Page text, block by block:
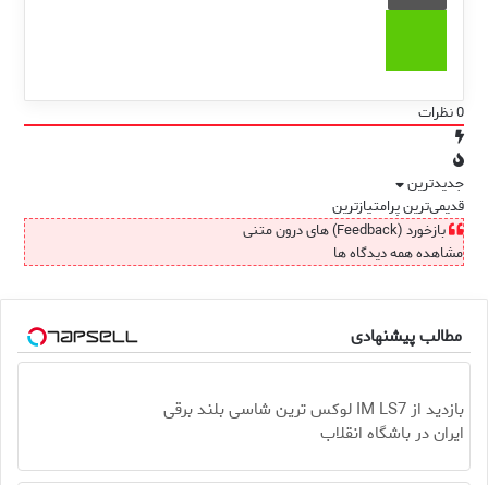
0نظرات
جدیدترین
قدیمی‌ترینپرامتیازترین
بازخورد (Feedback) های درون متنی
مشاهده همه دیدگاه ها
مطالب پیشنهادی
بازدید از IM LS7 لوکس ترین شاسی بلند برقی
ایران در باشگاه انقلاب